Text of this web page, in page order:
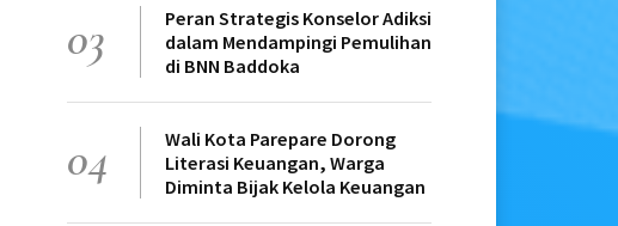
03
Peran Strategis Konselor Adiksi
dalam Mendampingi Pemulihan
di BNN Baddoka
04
Wali Kota Parepare Dorong
Literasi Keuangan, Warga
Diminta Bijak Kelola Keuangan